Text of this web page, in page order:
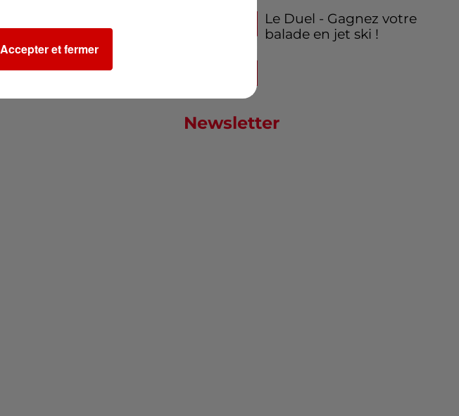
Le Duel - Gagnez votre
balade en jet ski !
Newsletter
Accepter et fermer